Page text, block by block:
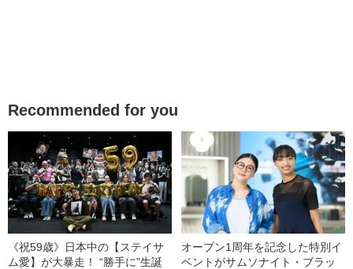
Recommended for you
《祝59歳》日本中の【ステイサ
ム愛】が大暴走！ “勝手に”生誕
オープン1周年を記念した特別イ
ベントがサムソナイト・ブラッ